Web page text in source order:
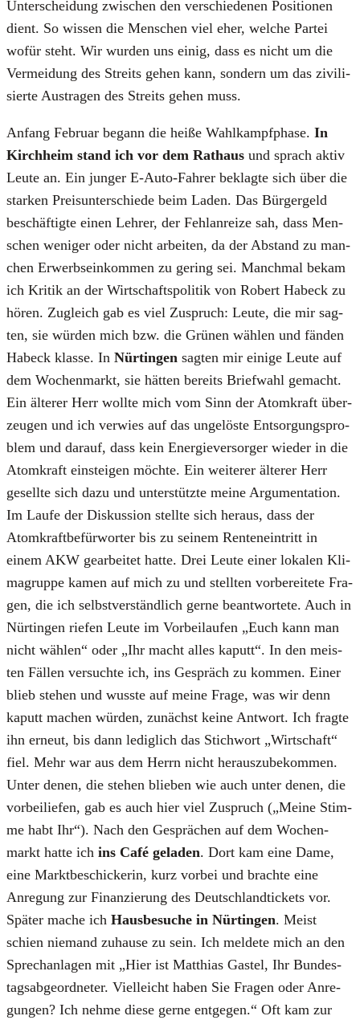
Unter­schei­dung zwi­schen den ver­schie­de­nen Posi­tio­nen
dient. So wis­sen die Men­schen viel eher, wel­che Par­tei
wofür steht. Wir wur­den uns einig, dass es nicht um die
Ver­mei­dung des Streits gehen kann, son­dern um das zivi­li­
sier­te Aus­tra­gen des Streits gehen muss.
Anfang Febru­ar begann die hei­ße Wahl­kampf­pha­se. In
Kirch­heim stand ich vor dem Rat­haus und sprach aktiv
Leu­te an. Ein jun­ger E‑Au­to-Fah­rer beklag­te sich über die
star­ken Preis­un­ter­schie­de beim Laden. Das Bür­ger­geld
beschäf­tig­te einen Leh­rer, der Fehl­an­rei­ze sah, dass Men­
schen weni­ger oder nicht arbei­ten, da der Abstand zu man­
chen Erwerbs­ein­kom­men zu gering sei. Manch­mal bekam
ich Kri­tik an der Wirt­schafts­po­li­tik von Robert Habeck zu
hören. Zugleich gab es viel Zuspruch: Leu­te, die mir sag­
ten, sie wür­den mich bzw. die Grü­nen wäh­len und fän­den
Habeck klas­se. In Nür­tin­gen sag­ten mir eini­ge Leu­te auf
dem Wochen­markt, sie hät­ten bereits Brief­wahl gemacht.
Ein älte­rer Herr woll­te mich vom Sinn der Atom­kraft über­
zeu­gen und ich ver­wies auf das unge­lös­te Ent­sor­gungs­pro­
blem und dar­auf, dass kein Ener­gie­ver­sor­ger wie­der in die
Atom­kraft ein­stei­gen möch­te. Ein wei­te­rer älte­rer Herr
gesell­te sich dazu und unter­stütz­te mei­ne Argu­men­ta­ti­on.
Im Lau­fe der Dis­kus­si­on stell­te sich her­aus, dass der
Atom­kraft­be­für­wor­ter bis zu sei­nem Ren­ten­ein­tritt in
einem AKW gear­bei­tet hat­te. Drei Leu­te einer loka­len Kli­
ma­grup­pe kamen auf mich zu und stell­ten vor­be­rei­te­te Fra­
gen, die ich selbst­ver­ständ­lich ger­ne beant­wor­te­te. Auch in
Nür­tin­gen rie­fen Leu­te im Vor­bei­lau­fen „Euch kann man
nicht wäh­len“ oder „Ihr macht alles kaputt“. In den meis­
ten Fäl­len ver­such­te ich, ins Gespräch zu kom­men. Einer
blieb ste­hen und wuss­te auf mei­ne Fra­ge, was wir denn
kaputt machen wür­den, zunächst kei­ne Ant­wort. Ich frag­te
ihn erneut, bis dann ledig­lich das Stich­wort „Wirt­schaft“
fiel. Mehr war aus dem Herrn nicht her­aus­zu­be­kom­men.
Unter denen, die ste­hen blie­ben wie auch unter denen, die
vor­bei­lie­fen, gab es auch hier viel Zuspruch („Mei­ne Stim­
me habt Ihr“). Nach den Gesprä­chen auf dem Wochen­
markt hat­te ich ins Café gela­den. Dort kam eine Dame,
eine Markt­be­schi­cke­rin, kurz vor­bei und brach­te eine
Anre­gung zur Finan­zie­rung des Deutsch­land­ti­ckets vor.
Spä­ter mache ich Haus­be­su­che in Nür­tin­gen. Meist
schien nie­mand zuhau­se zu sein. Ich mel­de­te mich an den
Sprech­an­la­gen mit „Hier ist Mat­thi­as Gastel, Ihr Bun­des­
tags­ab­ge­ord­ne­ter. Viel­leicht haben Sie Fra­gen oder Anre­
gun­gen? Ich neh­me die­se ger­ne ent­ge­gen.“ Oft kam zur